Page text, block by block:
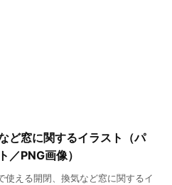
ど窓に関するイラスト（パ
／PNG画像）
使える開閉、換気など窓に関するイ